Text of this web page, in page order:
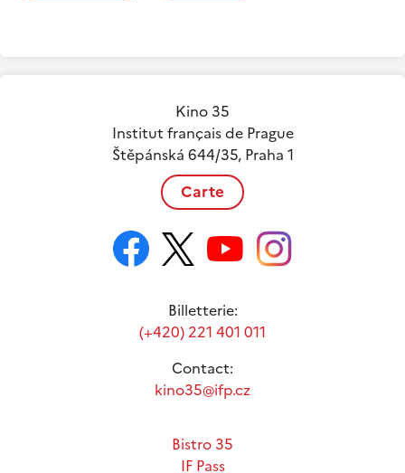
Kino 35
Institut français de Prague
Štěpánská 644/35, Praha 1
Carte
Billetterie:
(+420) 221 401 011
Contact:
kino35@ifp.cz
Bistro 35
IF Pass